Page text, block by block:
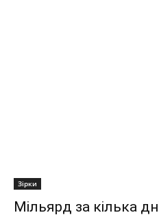
Зірки
Мільярд за кілька